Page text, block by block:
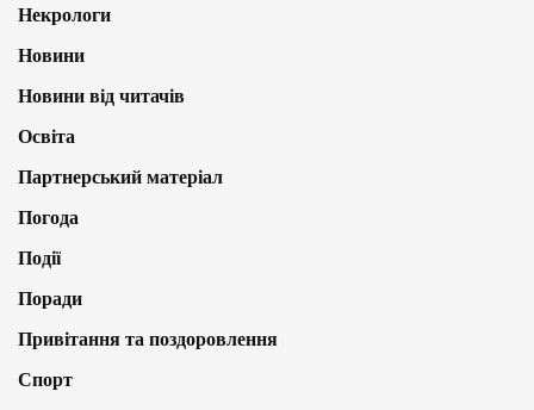
Некрологи
Новини
Новини від читачів
Освіта
Партнерський матеріал
Погода
Події
Поради
Привітання та поздоровлення
Спорт